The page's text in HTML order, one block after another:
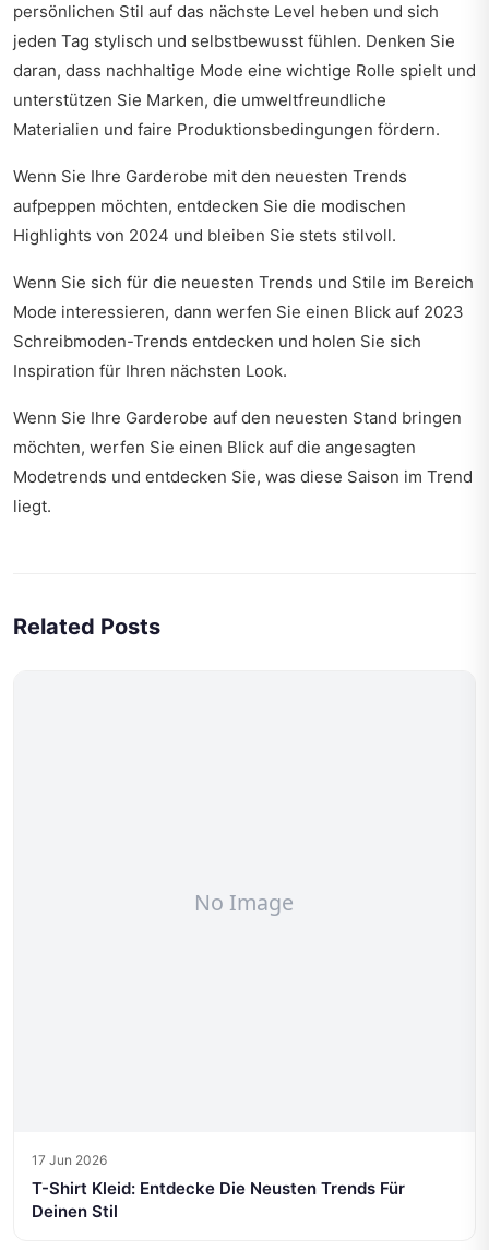
persönlichen Stil auf das nächste Level heben und sich
jeden Tag stylisch und selbstbewusst fühlen. Denken Sie
daran, dass nachhaltige Mode eine wichtige Rolle spielt und
unterstützen Sie Marken, die umweltfreundliche
Materialien und faire Produktionsbedingungen fördern.
Wenn Sie Ihre Garderobe mit den neuesten Trends
aufpeppen möchten, entdecken Sie die modischen
Highlights von 2024 und bleiben Sie stets stilvoll.
Wenn Sie sich für die neuesten Trends und Stile im Bereich
Mode interessieren, dann werfen Sie einen Blick auf 2023
Schreibmoden-Trends entdecken und holen Sie sich
Inspiration für Ihren nächsten Look.
Wenn Sie Ihre Garderobe auf den neuesten Stand bringen
möchten, werfen Sie einen Blick auf die angesagten
Modetrends und entdecken Sie, was diese Saison im Trend
liegt.
Related Posts
17 Jun 2026
T-Shirt Kleid: Entdecke Die Neusten Trends Für
Deinen Stil